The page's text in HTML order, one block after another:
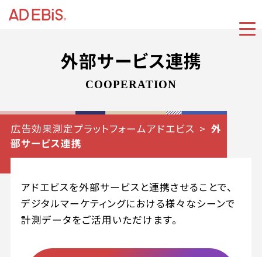
外部サービス連携
COOPERATION
広告効果測定プラットフォームアドエビス
外
部サービス連携
アドエビスを外部サービスと連携させることで、
デジタルマーケティングにおける様々なシーンで
計測データをご活用いただけます。